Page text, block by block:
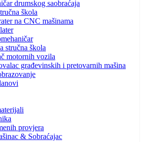
drumskog saobraćaja
škola
na CNC mašinama
stručna škola
motornih vozila
građevinskih i pretovarnih mašina
provjera
& Sobraćajac